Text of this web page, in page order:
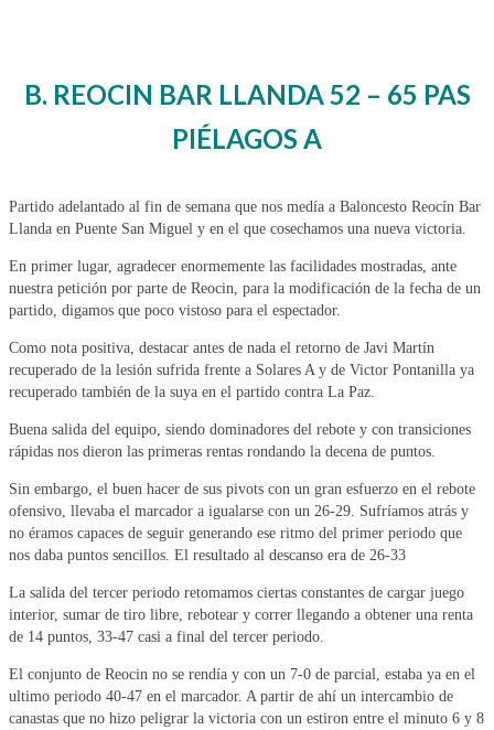
B. REOCIN BAR LLANDA 52 – 65 PAS
PIÉLAGOS A
Partido adelantado al fin de semana que nos medía a Baloncesto Reocín Bar
Llanda en Puente San Miguel y en el que cosechamos una nueva victoria.
En primer lugar, agradecer enormemente las facilidades mostradas, ante
nuestra petición por parte de Reocin, para la modificación de la fecha de un
partido, digamos que poco vistoso para el espectador.
Como nota positiva, destacar antes de nada el retorno de Javi Martín
recuperado de la lesión sufrida frente a Solares A y de Victor Pontanilla ya
recuperado también de la suya en el partido contra La Paz.
Buena salida del equipo, siendo dominadores del rebote y con transiciones
rápidas nos dieron las primeras rentas rondando la decena de puntos.
Sin embargo, el buen hacer de sus pivots con un gran esfuerzo en el rebote
ofensivo, llevaba el marcador a igualarse con un 26-29. Sufríamos atrás y
no éramos capaces de seguir generando ese ritmo del primer periodo que
nos daba puntos sencillos. El resultado al descanso era de 26-33
La salida del tercer periodo retomamos ciertas constantes de cargar juego
interior, sumar de tiro libre, rebotear y correr llegando a obtener una renta
de 14 puntos, 33-47 casi a final del tercer periodo.
El conjunto de Reocin no se rendía y con un 7-0 de parcial, estaba ya en el
ultimo periodo 40-47 en el marcador. A partir de ahí un intercambio de
canastas que no hizo peligrar la victoria con un estiron entre el minuto 6 y 8